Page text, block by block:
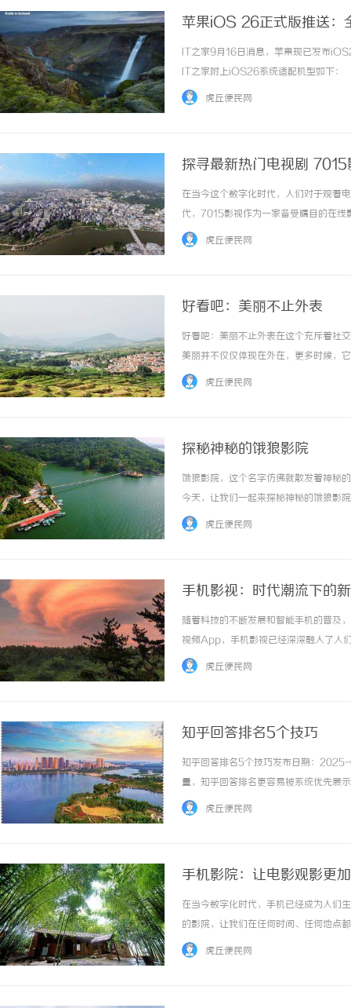
苹果iOS 26正式版推送：
IT之家9月16日消息，苹果现已发布
IT之家附上iOS26系统适配机型如下：
iPhone16eiPhone16/
虎丘便民网
探寻最新热门电视剧
在当今这个数字化时代，人们对于观看
代，7015影视作为一家备受瞩目的在线
您介绍7015影视平台以及其中最受欢
虎丘便民网
好看吧：美丽不止外表
好看吧：美丽不止外表在这个充斥着社
美丽并不仅仅体现在外在，更多时候，
脸庞、一身时尚的服饰、修长的身材，
虎丘便民网
探秘神秘的饿狼影院
饿狼影院，这个名字仿佛就散发着神秘
今天，让我们一起来探秘神秘的饿狼影
到它的具体位置，仿佛它就像是一个隐
虎丘便民网
手机影视：时代潮流下的
随着科技的不断发展和智能手机的普及
视频App，手机影视已经深深融入了人
行探讨。手机影视的兴起背景：随着
虎丘便民网
知乎回答排名5个技巧
知乎回答排名5个技巧发布日期：
量，知乎回答排名更容易被系统优先展
知乎用户更愿意看完并互动。参照知乎
虎丘便民网
手机影院：让电影观影更
在当今数字化时代，手机已经成为人们
的影院，让我们在任何时间、任何地点
乐趣。首先，手机影院让电影观影更加
虎丘便民网
2026 约克 IWE Home 水生态中央空调全
系列产品型号及核心参数汇总
从